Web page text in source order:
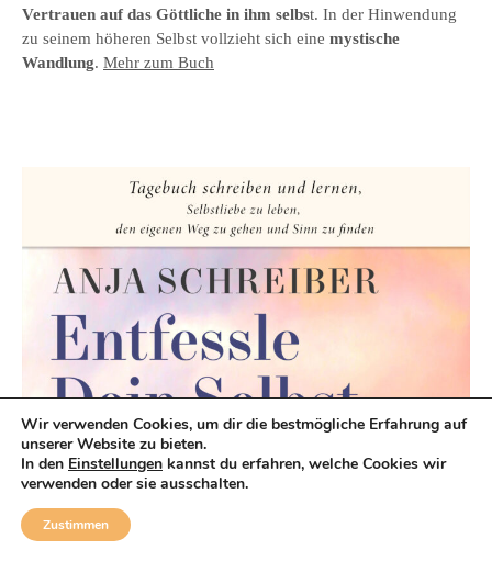
Vertrauen auf das Göttliche in ihm selbst. In der Hinwendung
zu seinem höheren Selbst vollzieht sich eine mystische
Wandlung. Mehr zum Buch
Wir verwenden Cookies, um dir die bestmögliche Erfahrung auf
unserer Website zu bieten.
In den Einstellungen kannst du erfahren, welche Cookies wir
verwenden oder sie ausschalten.
Zustimmen